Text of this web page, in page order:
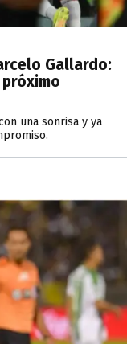
Gallardo:
una sonrisa y ya